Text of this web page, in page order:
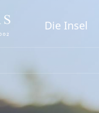
Die Insel